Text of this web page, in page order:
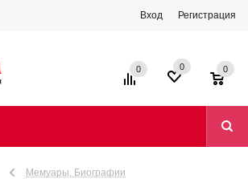
Вход Регистрация
0 0 0
Мемуары. Биографии